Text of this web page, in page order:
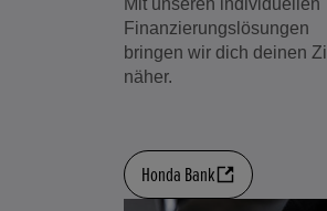
Mit unseren individuellen
Finanzierungslösungen
bringen wir dich deinen
näher.
Honda Bank